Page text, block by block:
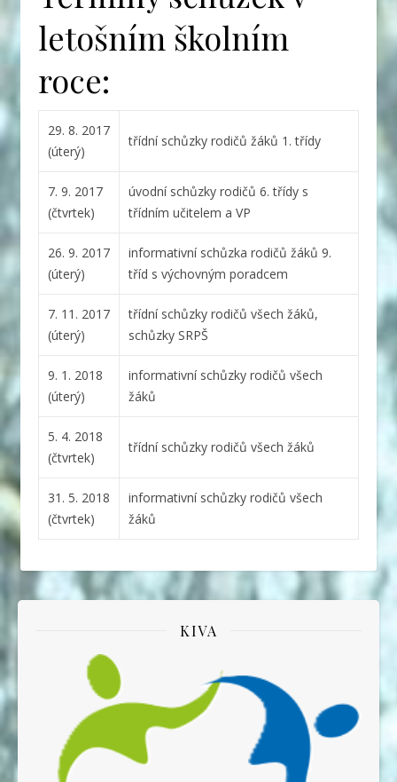
letošním školním
roce:
29. 8. 2017
(úterý)
třídní schůzky rodičů žáků 1. třídy
7. 9. 2017
(čtvrtek)
úvodní schůzky rodičů 6. třídy s
třídním učitelem a VP
26. 9. 2017
(úterý)
informativní schůzka rodičů žáků 9.
tříd s výchovným poradcem
7. 11. 2017
(úterý)
třídní schůzky rodičů všech žáků,
schůzky SRPŠ
9. 1. 2018
(úterý)
informativní schůzky rodičů všech
žáků
5. 4. 2018
(čtvrtek)
třídní schůzky rodičů všech žáků
31. 5. 2018
(čtvrtek)
informativní schůzky rodičů všech
žáků
KIVA